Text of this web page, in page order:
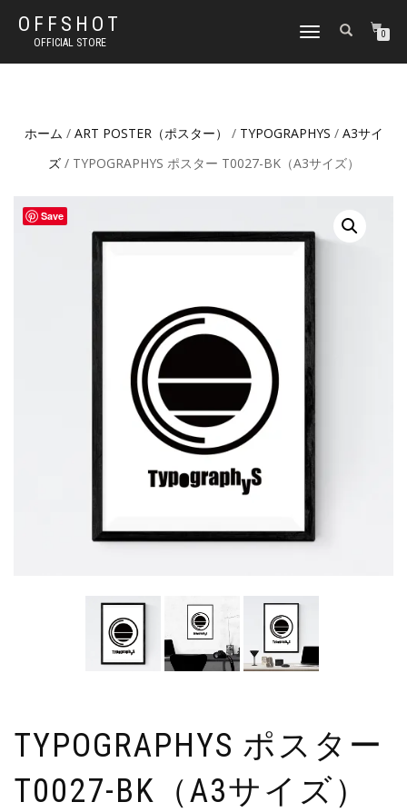
OFFSHOT
OFFICIAL STORE
ナ
ゲ
ン
り
0
ホーム / ART POSTER（ポスター） / TYPOGRAPHYS / A3サイ
ズ/ TYPOGRAPHYS ポスター T0027-BK（A3サイズ）
Save
TYPOGRAPHYS ポスター
T0027-BK（A3サイズ）